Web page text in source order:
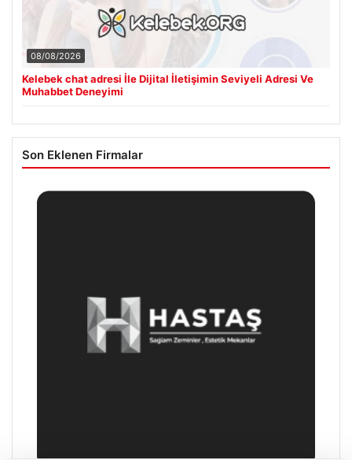
08/08/2026
Kelebek chat adresi İle Dijital İletişimin Seviyeli Adresi Ve
Muhabbet Deneyimi
Son Eklenen Firmalar